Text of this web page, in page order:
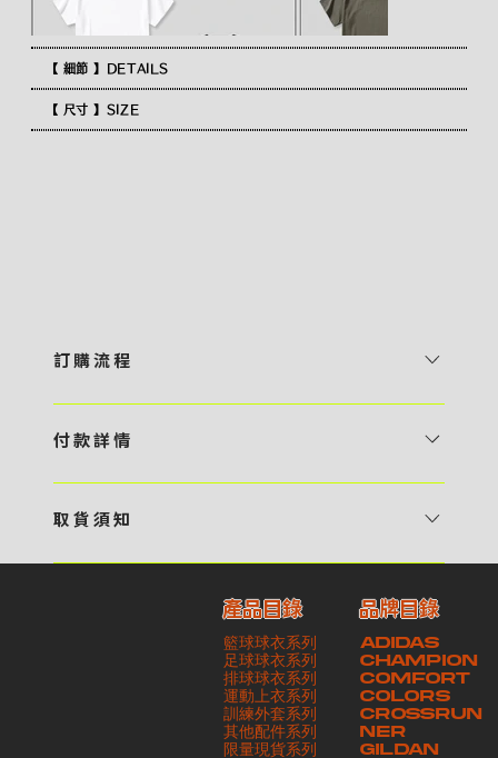
【 細節 】DETAILS
【 尺寸 】SIZE
訂 購 流 程
預 約 〉，參看官網上的商品目錄和作品照片去選擇心儀的款式，同時可
報價 貴客可透過電郵方式或 WhatsApp 平台提交定製資料，4AM 團
相關價目，貴客最終確認後將獲取正式完整單據，請安排繳付貨款訂金以
啟動貨品製作 4 / 商品印製 訂金核實後，4AM 團隊將隨即開始製作 5
/ 貨品提取 商品製作完成後，4AM 團隊將聯絡貴客安排貨款餘額及提取
貨品。貴客可選擇最適合的付款方式以及取貨安排
付 款 詳 情
・ Payme ・ 現金機入數 ・ 銀行櫃檯入數 ・ ATM自動櫃員機轉帳 ・
交易單據。如貴客欲更改電郵地址，請與 4AM 團隊聯絡 - 貴客的付款
記錄可透過電郵 或 WhatsApp平台（ 請註明訂單編號 ）交予4AM 團
隊核實有關款項 - 任何轉帳或換匯交易手續費等額外費用，一概不歸屬
本公司之責任 - 貴客請於收獲本公司正式訂購單據後 3 個工作天內安排
付款。如未能按期繳付所需款項，貴客須緻交因逾期所衍生之額外行政費
取 貨 須 知
請與4AM團隊職員聯絡預約取貨時間｜​ ・ GoGoVan ｜即日完成配送
服務｜運費由貴客現金支付司機｜ ・ 順豐速運 ｜貨件運送需要多於2－
3個工作天｜到付｜​ - 貴客請於貨品可取日起之 10 個工作天內安排提取
貨品，如逾期未取，本公司將不予保存相關貨品。有關貨款訂金將不予歸
還，貴客仍須負責貨款餘額 - 貴客請於收貨時小心核對貨品數量及檢查
貨品品質 - 基於 S.F. Express / GoGoVan 等託運商為第三方服務，
本公司將保證貨品安全到達第三方手中。如第三方在運送過程中引致任何
產品目錄
籃球球衣系列
足球球衣系列
排球球衣系列
運動上衣系列
訓練外套系列
其他配件系列
​限量現貨系列
ADIDAS
CHAMPION
COMFORT
COLORS
CROSSRUN
NER
GILDAN
品牌目錄